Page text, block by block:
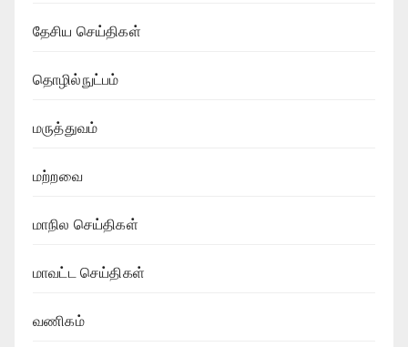
தேசிய செய்திகள்
தொழில்நுட்பம்
மருத்துவம்
மற்றவை
மாநில செய்திகள்
மாவட்ட செய்திகள்
வணிகம்